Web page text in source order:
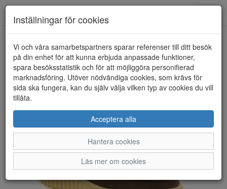
HEM CLARKS
Inställningar för cookies
Vi och våra samarbetspartners sparar referenser till ditt besök
på din enhet för att kunna erbjuda anpassade funktioner,
spara besöksstatistik och för att möjliggöra personifierad
marknadsföring. Utöver nödvändiga cookies, som krävs för
sida ska fungera, kan du själv välja vilken typ av cookies du vill
tillåta.
Acceptera alla
Hantera cookies
Läs mer om cookies